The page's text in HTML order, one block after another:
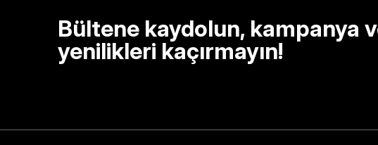
Bültene kaydolun, kampanya
yenilikleri kaçırmayın!